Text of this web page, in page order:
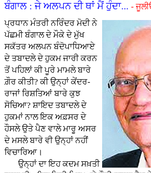
ਬੰਗਾਲ : ਜੇ ਅਲਪਨ ਦੀ ਥਾਂ ਮੈਂ ਹੁੰਦਾ... -
ਪ੍ਰਧਾਨ ਮੰਤਰੀ ਨਰਿੰਦਰ ਮੋਦੀ ਨੇ
ਪੱਛਮੀ ਬੰਗਾਲ ਦੇ ਮੌਕੇ ਦੇ ਮੁੱਖ
ਸਕੱਤਰ ਅਲਪਨ ਬੰਦੋਪਾਧਿਆਏ
ਦੇ ਤਬਾਦਲੇ ਦੇ ਹੁਕਮ ਜਾਰੀ ਕਰਨ
ਤੋਂ ਪਹਿਲਾਂ ਕੀ ਪੂਰੇ ਮਾਮਲੇ ਬਾਰੇ
ਗ਼ੌਰ ਕੀਤੀ? ਕੀ ਉਨ੍ਹਾਂ ਕੇਂਦਰ-
ਰਾਜਾਂ ਰਿਸ਼ਤਿਆਂ ਬਾਰੇ ਕੁਝ
ਸੋਚਿਆ? ਸ਼ਾਇਦ ਤਬਾਦਲੇ ਦੇ
ਹੁਕਮਾਂ ਨਾਲ ਇਕ ਅਫ਼ਸਰ ਦੇ
ਹੌਸਲੇ ਉਤੇ ਪੈਣ ਵਾਲੇ ਮਾਰੂ ਅਸਰ
ਦੇ ਮਸਲੇ ਬਾਰੇ ਵੀ ਉਨ੍ਹਾਂ ਨਹੀਂ
ਵਿਚਾਰਿਆ।
ਉਨ੍ਹਾਂ ਦਾ ਇਹ ਕਦਮ ਸਖ਼ਤੀ